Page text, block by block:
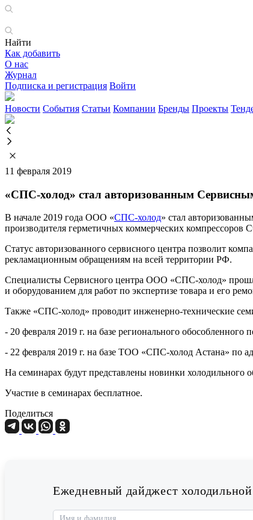
Найти
Как добавить
О нас
Журнал
Подписка и регистрация Войти
Новости События Статьи Компании Бренды Проекты
11 февраля 2019
«СПС-холод» стал авторизованным
В начале 2019 года ООО «СПС-холод» стал
производителя герметичных коммерческих компрессоров
Статус авторизованного сервисного центра позволит
рекламационным обращениям на всей территории РФ.
Специалисты Сервисного центра ООО «СПС-холод»
и оборудованием для работ по экспертизе товара и его
Также «СПС-холод» проводит инженерно-технические
- 20 февраля 2019 г. на базе регионального
- 22 февраля 2019 г. на базе ТОО «СПС-холод Астана» по
На семинарах будут представлены новинки
Участие в семинарах бесплатное.
Поделиться
Ежедневный дайджест